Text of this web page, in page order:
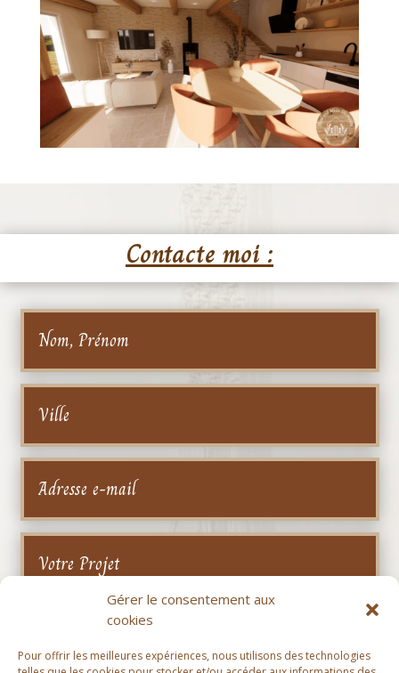
Gérer le consentement aux
cookies
Pour offrir les meilleures expériences, nous utilisons des technologies
Contacte moi :